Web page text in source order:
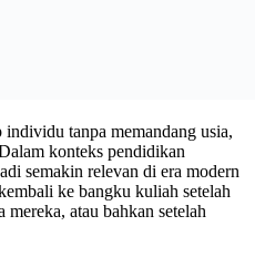
tanpa memandang usia,
konteks pendidikan
semakin relevan di era modern
ke bangku kuliah setelah
mereka, atau bahkan setelah